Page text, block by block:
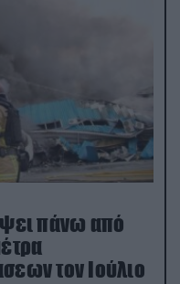
πάνω από
τον Ιούλιο